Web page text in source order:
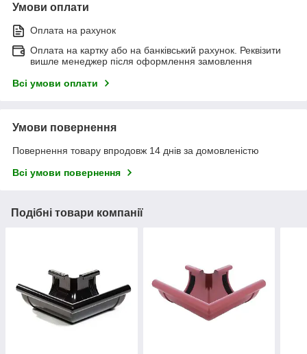
Умови оплати
Оплата на рахунок
Оплата на картку або на банківський рахунок. Реквізити
вишле менеджер після оформлення замовлення
Всі умови оплати
Умови повернення
Повернення товару впродовж 14 днів за домовленістю
Всі умови повернення
Подібні товари компанії